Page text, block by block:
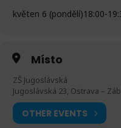
Co se v kurzu naučíte:
Základní rozcvičky pro
Posilovací cviky pro
květen 6 (pondělí)18:00-
Místo
ZŠ Jugoslávská
Jugoslávská 23, Ostrava –
OTHER EVENTS